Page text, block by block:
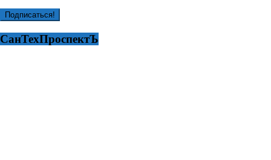
СанТехПроспектЪ